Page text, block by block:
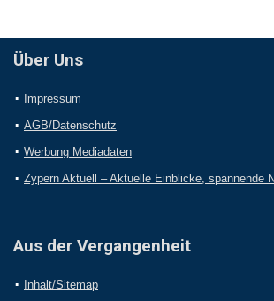
Über Uns
Impressum
AGB/Datenschutz
Werbung Mediadaten
Zypern Aktuell – Aktuelle Einblicke, spannende
Aus der Vergangenheit
Inhalt/Sitemap